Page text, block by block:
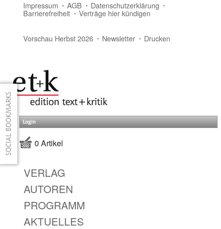
Impressum AGB Datenschutzerklärung
Barrierefreiheit Verträge hier kündigen
Vorschau Herbst 2026 Newsletter Drucken
Login
0 Artikel
VERLAG
AUTOREN
PROGRAMM
AKTUELLES